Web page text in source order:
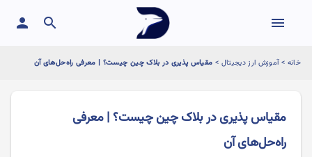
menu
search
person
خانه >آموزش ارز دیجیتال > مقیاس پذیری در بلاک چین چیست؟ | معرفی راه‌حل‌های آن
مقیاس پذیری در بلاک چین چیست؟ | معرفی
راه‌حل‌های آن